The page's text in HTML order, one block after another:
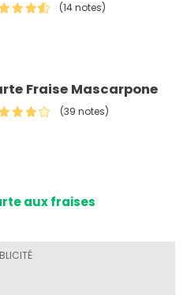
(14 notes)
Fraise Mascarpone
(39 notes)
aux fraises